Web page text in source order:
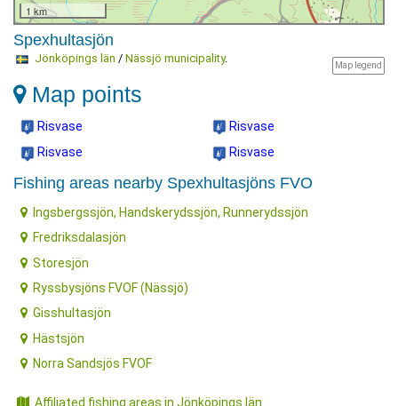
1 km
Spexhultasjön
Map legend
Jönköpings län / Nässjö municipality.
Map points
Risvase
Risvase
Risvase
Risvase
Fishing areas nearby Spexhultasjöns FVO
Ingsbergssjön, Handskerydssjön, Runnerydssjön
Fredriksdalasjön
Storesjön
Ryssbysjöns FVOF (Nässjö)
Gisshultasjön
Hästsjön
Norra Sandsjös FVOF
Affiliated fishing areas in Jönköpings län